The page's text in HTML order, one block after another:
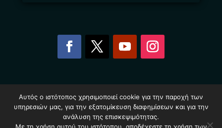
Επιχειρήσεων Ελλάδας – Greekonline.gr. All Rights
Reserved.
Όροι & Προυποθέσεις–Προστασία Προσωπικών
Αυτός ο ιστότοπος χρησιμοποιεί cookie για την παροχή των
υπηρεσιών μας, για την εξατομίκευση διαφημίσεων και για την
ανάλυση της επισκεψιμότητας.